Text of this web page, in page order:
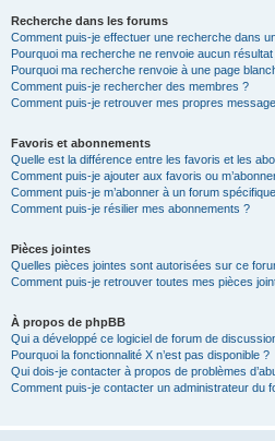
Recherche dans les forums
Comment puis-je effectuer une recherche dans
Pourquoi ma recherche ne renvoie aucun résultat
Pourquoi ma recherche renvoie à une page
Comment puis-je rechercher des membres ?
Comment puis-je retrouver mes propres
Favoris et abonnements
Quelle est la différence entre les favoris et les
Comment puis-je ajouter aux favoris ou
Comment puis-je m’abonner à un forum
Comment puis-je résilier mes abonnements ?
Pièces jointes
Quelles pièces jointes sont autorisées sur ce
Comment puis-je retrouver toutes mes pièces
À propos de phpBB
Qui a développé ce logiciel de forum de
Pourquoi la fonctionnalité X n’est pas disponible ?
Qui dois-je contacter à propos de problèmes
Comment puis-je contacter un administrateur du